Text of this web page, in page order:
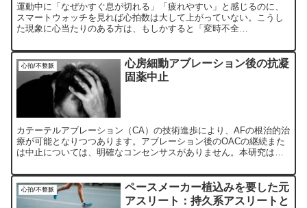
運動中に「なぜかすぐ息が切れる」「疲れやすい」と感じるのに、
スマートウォッチを見れば心拍数は大して上がっていない。こうし
た現象に心当たりのある方は、もしかすると「変時不全
心拍/不整脈
心房細動アブレーション後の抗凝
固薬中止
カテーテルアブレーション（CA）の技術進歩により、AFの根治的治
療が可能となりつつあります。アブレーション後のOACの継続また
は中止については、明確なコンセンサスがありません。本研究は、
のように影響するか
心拍/不整脈
ペースメーカー植込みを要した元
アスリート：持久系アスリートと